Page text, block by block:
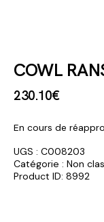
COWL
230.10€
En cours de
UGS : C008203
Catégorie : Non
Product ID: 8992